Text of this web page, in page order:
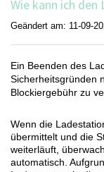
Wie kann ich den
Geändert am: 11-09-
Ein Beenden des
Sicherheitsgründen
Blockiergebühr zu
Wenn die
übermittelt und die
weiterläuft,
automatisch.